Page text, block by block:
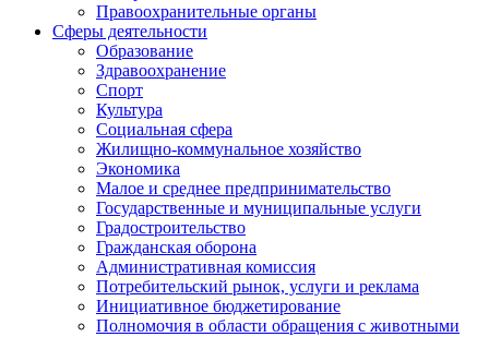
Правоохранительные органы
Сферы деятельности
Образование
Здравоохранение
Спорт
Культура
Социальная сфера
Жилищно-коммунальное хозяйство
Экономика
Малое и среднее предпринимательство
Государственные и муниципальные услуги
Градостроительство
Гражданская оборона
Административная комиссия
Потребительский рынок, услуги и реклама
Инициативное бюджетирование
Полномочия в области обращения с животными